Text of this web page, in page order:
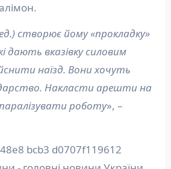
створює йому «прокладку»
дають вказівку силовим
наїзд. Вони хочуть
Накласти арешти на
роботу», –